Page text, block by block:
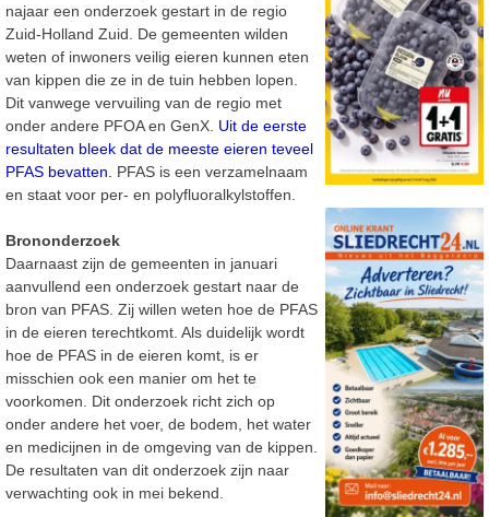
najaar een onderzoek gestart in de regio
Zuid-Holland Zuid. De gemeenten wilden
weten of inwoners veilig eieren kunnen eten
van kippen die ze in de tuin hebben lopen.
Dit vanwege vervuiling van de regio met
onder andere PFOA en GenX. Uit de eerste
resultaten bleek dat de meeste eieren teveel
PFAS bevatten.
PFAS is een verzamelnaam
en staat voor per- en polyfluoralkylstoffen.
Brononderzoek
Daarnaast zijn de gemeenten in januari
aanvullend een onderzoek gestart naar de
bron van PFAS. Zij willen weten hoe de PFAS
in de eieren terechtkomt. Als duidelijk wordt
hoe de PFAS in de eieren komt, is er
misschien ook een manier om het te
voorkomen. Dit onderzoek richt zich op
onder andere het voer, de bodem, het water
en medicijnen in de omgeving van de kippen.
De resultaten van dit onderzoek zijn naar
verwachting ook in mei bekend.